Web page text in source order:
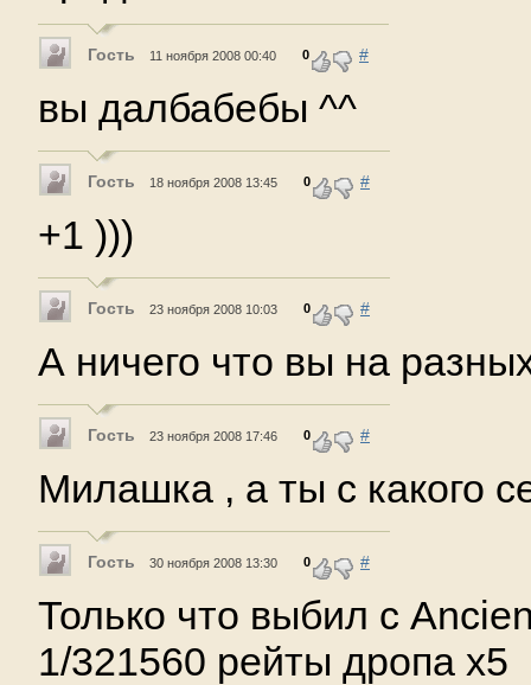
Гость 11 ноября 2008 00:40 0 #
вы далбабебы ^^
Гость 18 ноября 2008 13:45 0 #
+1 )))
Гость 23 ноября 2008 10:03 0 #
А ничего что вы на
Гость 23 ноября 2008 17:46 0 #
Милашка , а ты с какого
Гость 30 ноября 2008 13:30 0 #
Только что выбил с
1/321560 рейты дропа х5